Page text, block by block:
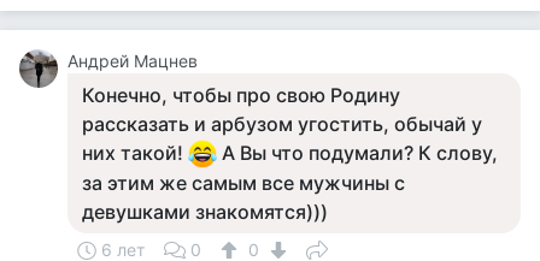
Андрей Мацнев
Конечно, чтобы про свою Родину
рассказать и арбузом угостить, обычай у
них такой!
А Вы что подумали? К слову,
за этим же самым все мужчины с
девушками знакомятся)))
6 лет 0 0